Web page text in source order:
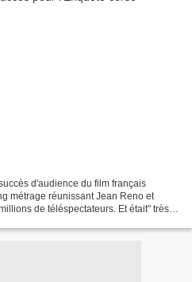
d'audience du film français
métrage réunissant Jean Reno et
de téléspectateurs. Et était" très